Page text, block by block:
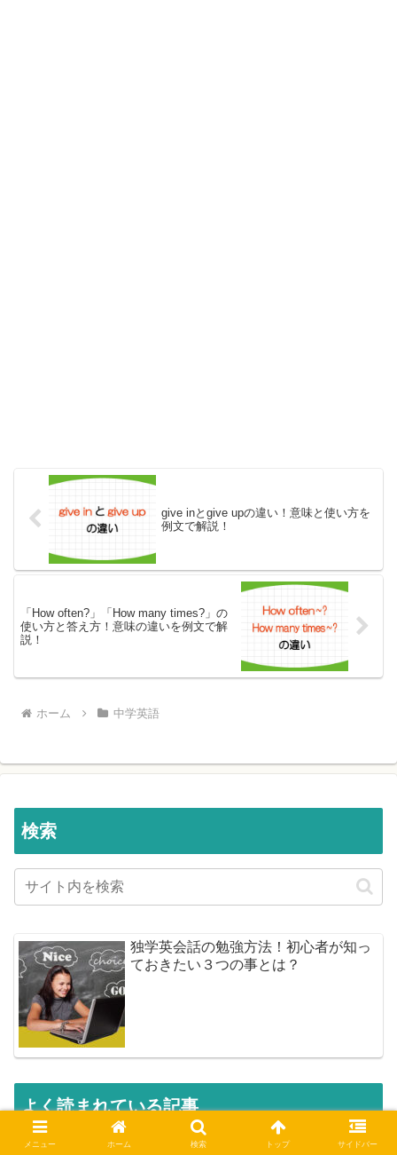
give inとgive upの違い！意味と使い方を
例文で解説！
「How often?」「How many times?」の
使い方と答え方！意味の違いを例文で解
説！
ホーム 中学英語
検索
独学英会話の勉強方法！初心者が知っ
ておきたい３つの事とは？
よく読まれている記事
would like toとwant toの違い！意味と
メニュー ホーム 検索 トップ サイドバー